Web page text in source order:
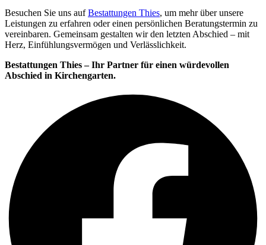
Besuchen Sie uns aufBestattungen Thies, um mehr über unsere
Leistungen zu erfahren oder einen persönlichen Beratungstermin zu
vereinbaren. Gemeinsam gestalten wir den letzten Abschied – mit
Herz, Einfühlungsvermögen und Verlässlichkeit.
Bestattungen Thies – Ihr Partner für einen würdevollen
Abschied in Kirchengarten.